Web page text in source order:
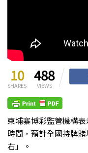
10
SHARES
488
VIEWS
柬埔寨博彩監管機構
時間，預計全國持牌
右」。